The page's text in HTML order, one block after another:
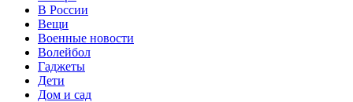
В России
Вещи
Военные новости
Волейбол
Гаджеты
Дети
Дом и сад